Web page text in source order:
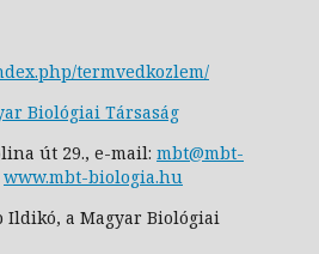
termvedkozlem/
Biológiai Társaság
út 29., e-mail: mbt@mbt-
www.mbt-biologia.hu
Ildikó, a Magyar Biológiai